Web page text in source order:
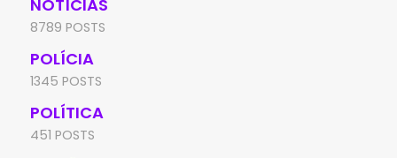
NOTÍCIAS
8789 POSTS
POLÍCIA
1345 POSTS
POLÍTICA
451 POSTS